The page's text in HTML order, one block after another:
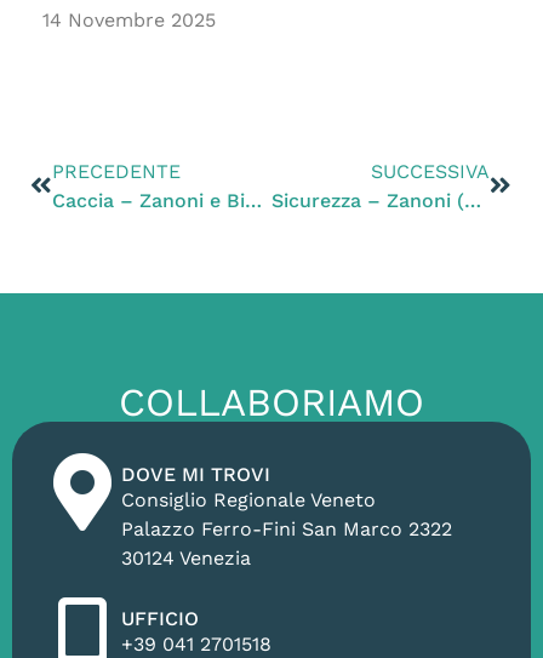
14 Novembre 2025
PRECEDENTE
Caccia – Zanoni e Bigon (PD), Guarda (CpV) e Bartelle (IIC): “Serve un calendario venatorio diverso che recepisca le direttive tecnico-scientifiche dell’Ispra sulla tutela della fauna selvatica”
SUCCESSIVA
Sicurezza – Zanoni (PD): “Triste e inquietante l’indifferenza delle istituzioni sulla morte di Mauro Pretto”
COLLABORIAMO
DOVE MI TROVI
Consiglio Regionale Veneto
Palazzo Ferro-Fini San Marco 2322
30124 Venezia
UFFICIO
+39 041 2701518